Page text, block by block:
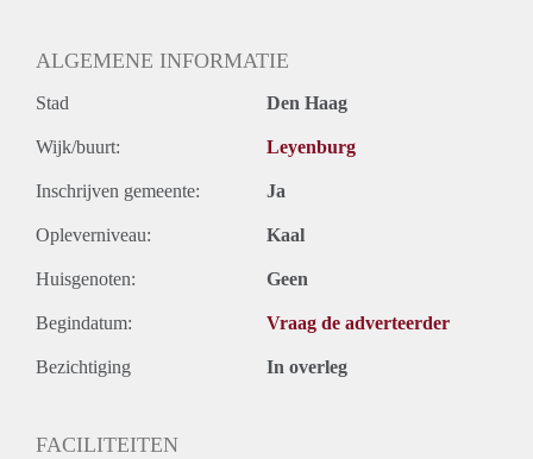
ALGEMENE INFORMATIE
Stad Den Haag
Wijk/buurt: Leyenburg
Inschrijven gemeente: Ja
Opleverniveau: Kaal
Huisgenoten: Geen
Begindatum: Vraag de adverteerder
Bezichtiging In overleg
FACILITEITEN